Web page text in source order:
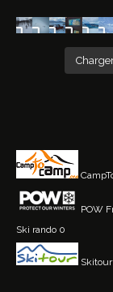
POW
Ski rando 0
Skitour